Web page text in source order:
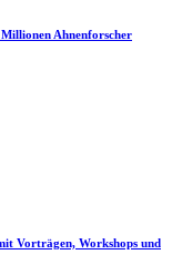
Ahnenforscher
Vorträgen, Workshops und